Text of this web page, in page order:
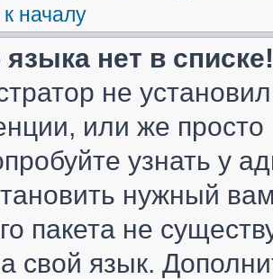
началу
нет в списке!
не
или же
узнать у
нужный
пакета не
свой язык.